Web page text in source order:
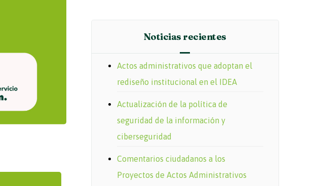
Noticias recientes
Actos administrativos que adoptan el
rediseño institucional en el IDEA
Actualización de la política de
seguridad de la información y
ciberseguridad
Comentarios ciudadanos a los
Proyectos de Actos Administrativos